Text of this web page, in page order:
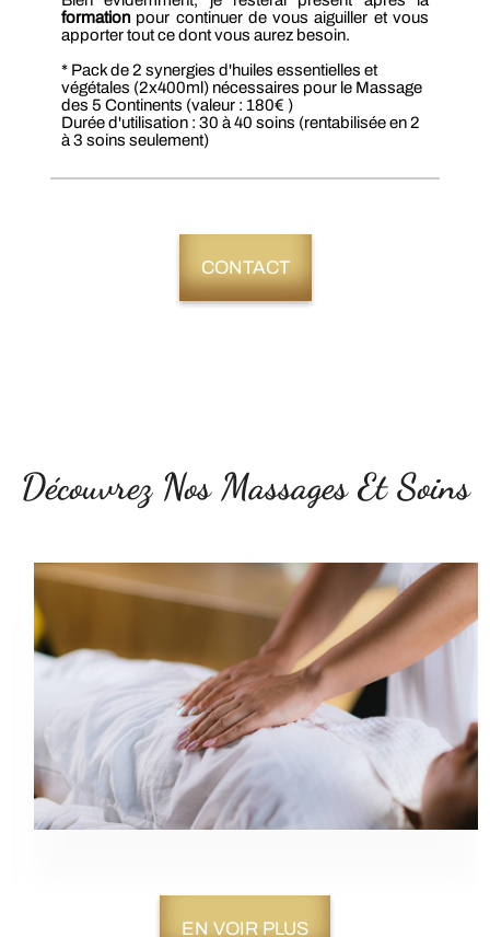
formationpour continuer de vous aiguiller et vous
apporter tout ce dont vous aurez besoin.
* Pack de 2 synergies d'huiles essentielles et
végétales (2x400ml) nécessaires pour le Massage
des 5 Continents (valeur : 180€ )
Durée d'utilisation : 30 à 40 soins (rentabilisée en 2
à 3 soins seulement)
CONTACT
Découvrez Nos Massages Et Soins
EN VOIR PLUS